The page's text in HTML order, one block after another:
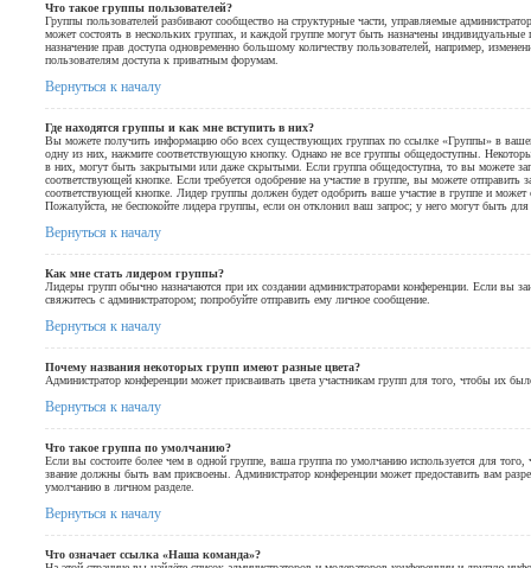
Что такое группы пользователей?
Группы пользователей разбивают сообщество на структурные части, управляемые
может состоять в нескольких группах, и каждой группе могут быть назначены индивидуальные
назначение прав доступа одновременно большому количеству пользователей, например,
пользователям доступа к приватным форумам.
Вернуться к началу
Где находятся группы и как мне вступить в них?
Вы можете получить информацию обо всех существующих группах по ссылке «Группы» в
одну из них, нажмите соответствующую кнопку. Однако не все группы общедоступны.
в них, могут быть закрытыми или даже скрытыми. Если группа общедоступна, то вы можете
соответствующей кнопке. Если требуется одобрение на участие в группе, вы можете отправить
соответствующей кнопке. Лидер группы должен будет одобрить ваше участие в группе и может
Пожалуйста, не беспокойте лидера группы, если он отклонил ваш запрос; у него могут быть
Вернуться к началу
Как мне стать лидером группы?
Лидеры групп обычно назначаются при их создании администраторами конференции. Если вы
свяжитесь с администратором; попробуйте отправить ему личное сообщение.
Вернуться к началу
Почему названия некоторых групп имеют разные цвета?
Администратор конференции может присваивать цвета участникам групп для того, чтобы их
Вернуться к началу
Что такое группа по умолчанию?
Если вы состоите более чем в одной группе, ваша группа по умолчанию используется для
звание должны быть вам присвоены. Администратор конференции может предоставить вам
умолчанию в личном разделе.
Вернуться к началу
Что означает ссылка «Наша команда»?